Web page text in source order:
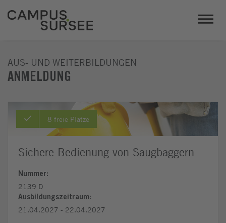
AUS- UND WEITERBILDUNGEN
ANMELDUNG
8 freie Plätze
Sichere Bedienung von Saugbaggern
Nummer:
2139 D
Ausbildungszeitraum:
21.04.2027 - 22.04.2027